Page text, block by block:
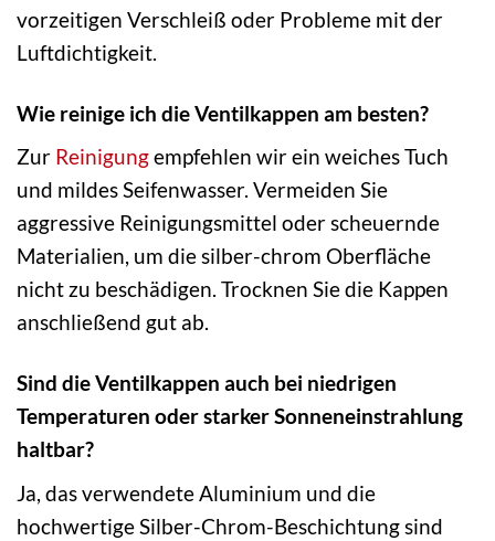
vorzeitigen Verschleiß oder Probleme mit der
Luftdichtigkeit.
Wie reinige ich die Ventilkappen am besten?
Zur Reinigungempfehlen wir ein weiches Tuch
und mildes Seifenwasser. Vermeiden Sie
aggressive Reinigungsmittel oder scheuernde
Materialien, um die silber-chrom Oberfläche
nicht zu beschädigen. Trocknen Sie die Kappen
anschließend gut ab.
Sind die Ventilkappen auch bei niedrigen
Temperaturen oder starker Sonneneinstrahlung
haltbar?
Ja, das verwendete Aluminium und die
hochwertige Silber-Chrom-Beschichtung sind